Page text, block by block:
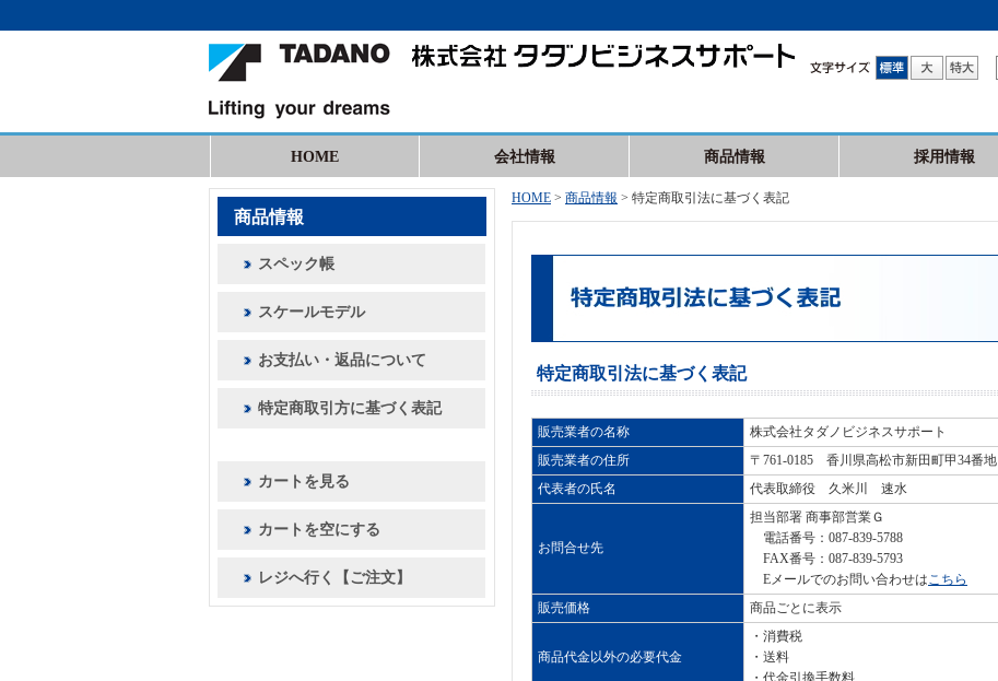
HOME 会社情報 商品情報 採用情報
HOME > 商品情報 > 特定商取引法に基づく表記
特定商取引法に基づく表記
販売業者の名称
株式会社タダノビジネスサポート
販売業者の住所
〒761-0185 香川県高松市新田町甲34番地
代表者の氏名
代表取締役 久米川 速水
お問合せ先
担当部署 商事部営業Ｇ
電話番号：087-839-5788
FAX番号：087-839-5793
Eメールでのお問い合わせは こちら
販売価格
商品ごとに表示
商品代金以外の必要代金
・消費税
・送料
・代金引換手数料
商品情報
スペック帳
スケールモデル
お支払い・返品について
特定商取引方に基づく表記
カートを見る
カートを空にする
レジへ行く【ご注文】